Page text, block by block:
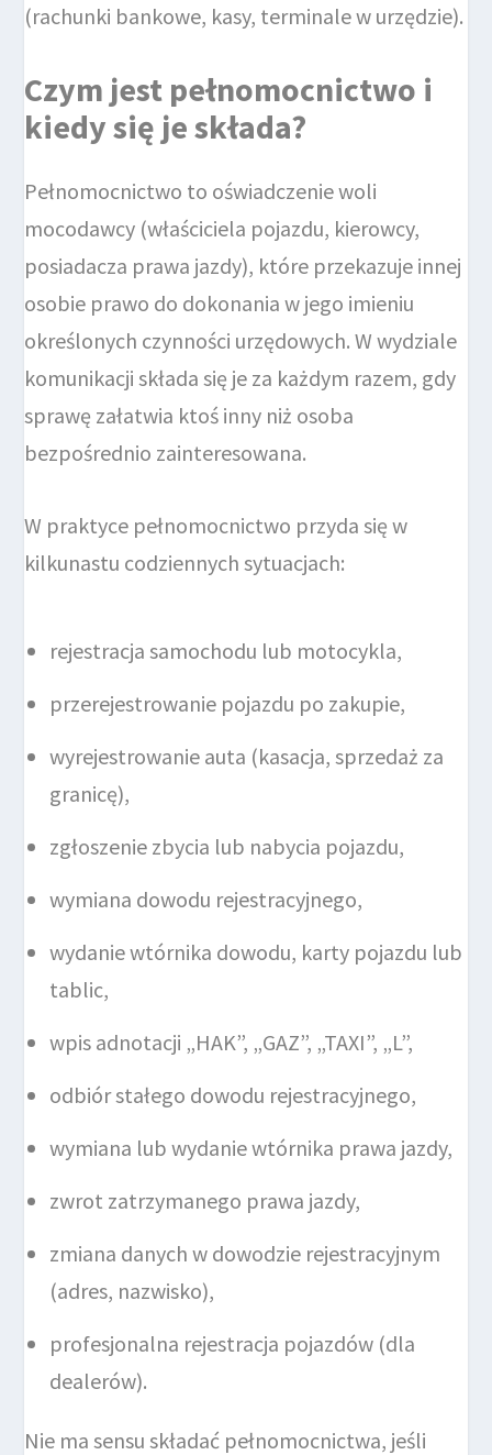
(rachunki bankowe, kasy, terminale w urzędzie).
Czym jest pełnomocnictwo i
kiedy się je składa?
Pełnomocnictwo to oświadczenie woli
mocodawcy (właściciela pojazdu, kierowcy,
posiadacza prawa jazdy), które przekazuje innej
osobie prawo do dokonania w jego imieniu
określonych czynności urzędowych. W wydziale
komunikacji składa się je za każdym razem, gdy
sprawę załatwia ktoś inny niż osoba
bezpośrednio zainteresowana.
W praktyce pełnomocnictwo przyda się w
kilkunastu codziennych sytuacjach:
rejestracja samochodu lub motocykla,
przerejestrowanie pojazdu po zakupie,
wyrejestrowanie auta (kasacja, sprzedaż za
granicę),
zgłoszenie zbycia lub nabycia pojazdu,
wymiana dowodu rejestracyjnego,
wydanie wtórnika dowodu, karty pojazdu lub
tablic,
wpis adnotacji „HAK”, „GAZ”, „TAXI”, „L”,
odbiór stałego dowodu rejestracyjnego,
wymiana lub wydanie wtórnika prawa jazdy,
zwrot zatrzymanego prawa jazdy,
zmiana danych w dowodzie rejestracyjnym
(adres, nazwisko),
profesjonalna rejestracja pojazdów (dla
dealerów).
Nie ma sensu składać pełnomocnictwa, jeśli